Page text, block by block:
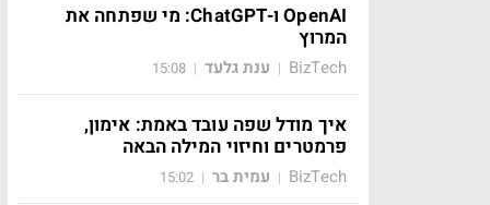
OpenAI ו-ChatGPT: מי שפתחה את
המרוץ
BizTech
| ענת גלעד |
15:08
איך מודל שפה עובד באמת: אימון,
פרמטרים וחיזוי המילה הבאה
BizTech
| עמית בר |
15:02